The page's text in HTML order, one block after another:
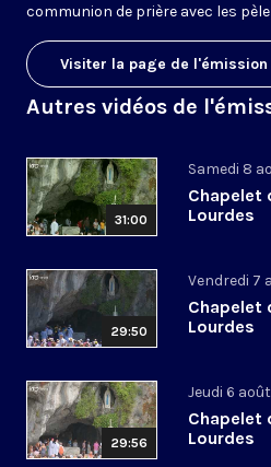
communion de prière avec les
Visiter la page de l'émission
Autres vidéos de
31:00
Samedi 8
Chapelet
Lourdes
29:50
Vendredi 7
Chapelet
Lourdes
29:56
Jeudi 6
Chapelet
Lourdes